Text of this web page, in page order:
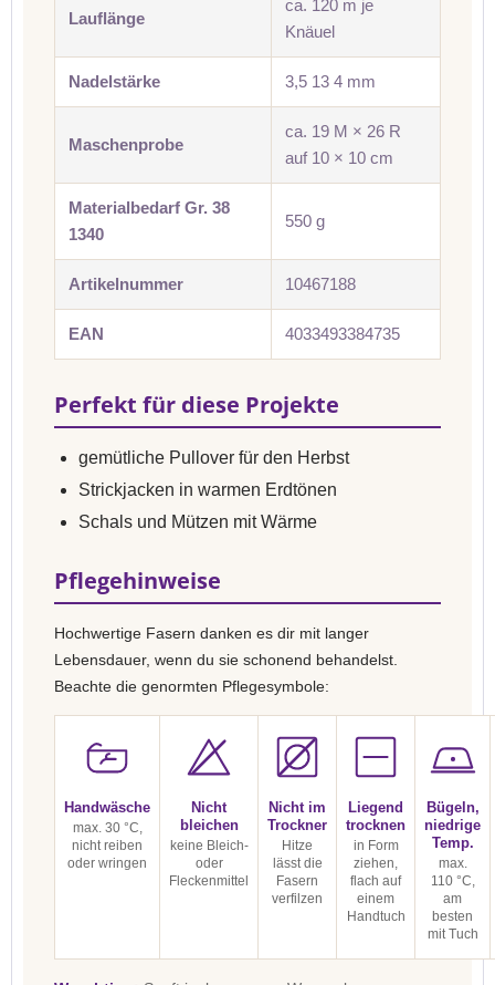
Lauflänge
ca. 120 m je
Knäuel
Nadelstärke 3,5 13 4 mm
Maschenprobe
ca. 19 M × 26 R
auf 10 × 10 cm
Materialbedarf Gr. 38
1340
550 g
Artikelnummer 10467188
EAN 4033493384735
Perfekt für diese Projekte
gemütliche Pullover für den Herbst
Strickjacken in warmen Erdtönen
Schals und Mützen mit Wärme
Pflegehinweise
Hochwertige Fasern danken es dir mit langer
Lebensdauer, wenn du sie schonend behandelst.
Beachte die genormten Pflegesymbole:
Handwäsche
max. 30 °C,
nicht reiben
oder wringen
Nicht
bleichen
keine Bleich-
oder
Fleckenmittel
Nicht im
Trockner
Hitze
lässt die
Fasern
verfilzen
Liegend
trocknen
in Form
ziehen,
flach auf
einem
Handtuch
Bügeln,
niedrige
Temp.
max.
110 °C,
am
besten
mit Tuch